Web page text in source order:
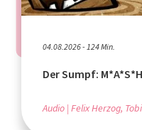
04.08.2026 - 124 Min.
Der Sumpf:
Audio Felix Herzog,